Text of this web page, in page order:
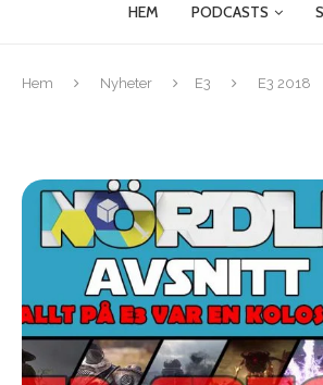
HEM PODCASTS
Hem Nyheter E3 E3 2018